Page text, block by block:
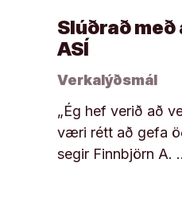
Slúðrað
ASÍ
Verkalýðsmál
„Ég hef verið að
væri rétt að gefa
segir Finnbjörn A.